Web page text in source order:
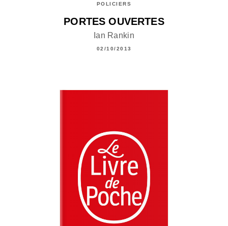
POLICIERS
PORTES OUVERTES
Ian Rankin
02/10/2013